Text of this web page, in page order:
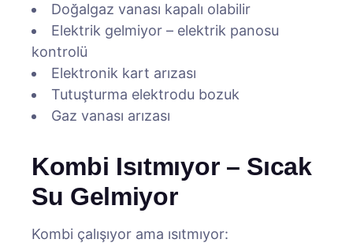
Doğalgaz vanası kapalı olabilir
Elektrik gelmiyor – elektrik panosu
kontrolü
Elektronik kart arızası
Tutuşturma elektrodu bozuk
Gaz vanası arızası
Kombi Isıtmıyor – Sıcak
Su Gelmiyor
Kombi çalışıyor ama ısıtmıyor: